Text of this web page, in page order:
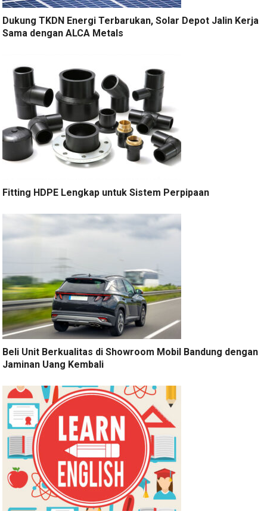
Dukung TKDN Energi Terbarukan, Solar Depot Jalin Kerja
Sama dengan ALCA Metals
Fitting HDPE Lengkap untuk Sistem Perpipaan
Beli Unit Berkualitas di Showroom Mobil Bandung dengan
Jaminan Uang Kembali